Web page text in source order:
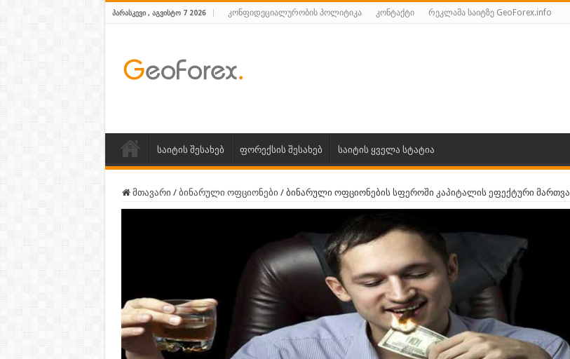
ᲞᲐᲠᲐᲡᲙᲔᲕᲘ , ᲐᲒᲕᲘᲡᲢᲝ 7 2026 კონფიდეციალურობის პოლიტიკა კონტაქტი რეკლამა საიტზე GeoForex.info
საიტის შესახებ ფორექსის შესახებ საიტის ყველა სტატია
მთავარი / ბინარული ოფციონები / ბინარული ოფციონების სფეროში კაპიტალის ეფექტური მართვა